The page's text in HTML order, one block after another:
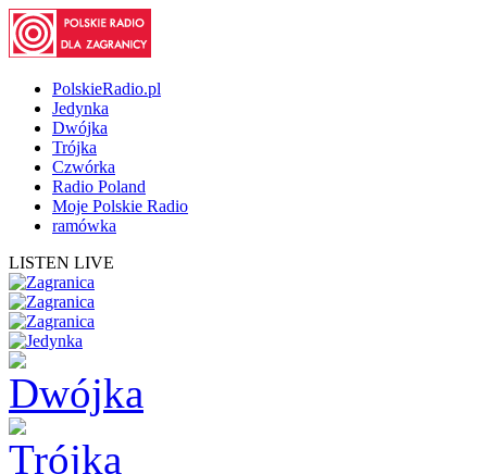
PolskieRadio.pl
Jedynka
Dwójka
Trójka
Czwórka
Radio Poland
Moje Polskie Radio
ramówka
LISTEN LIVE